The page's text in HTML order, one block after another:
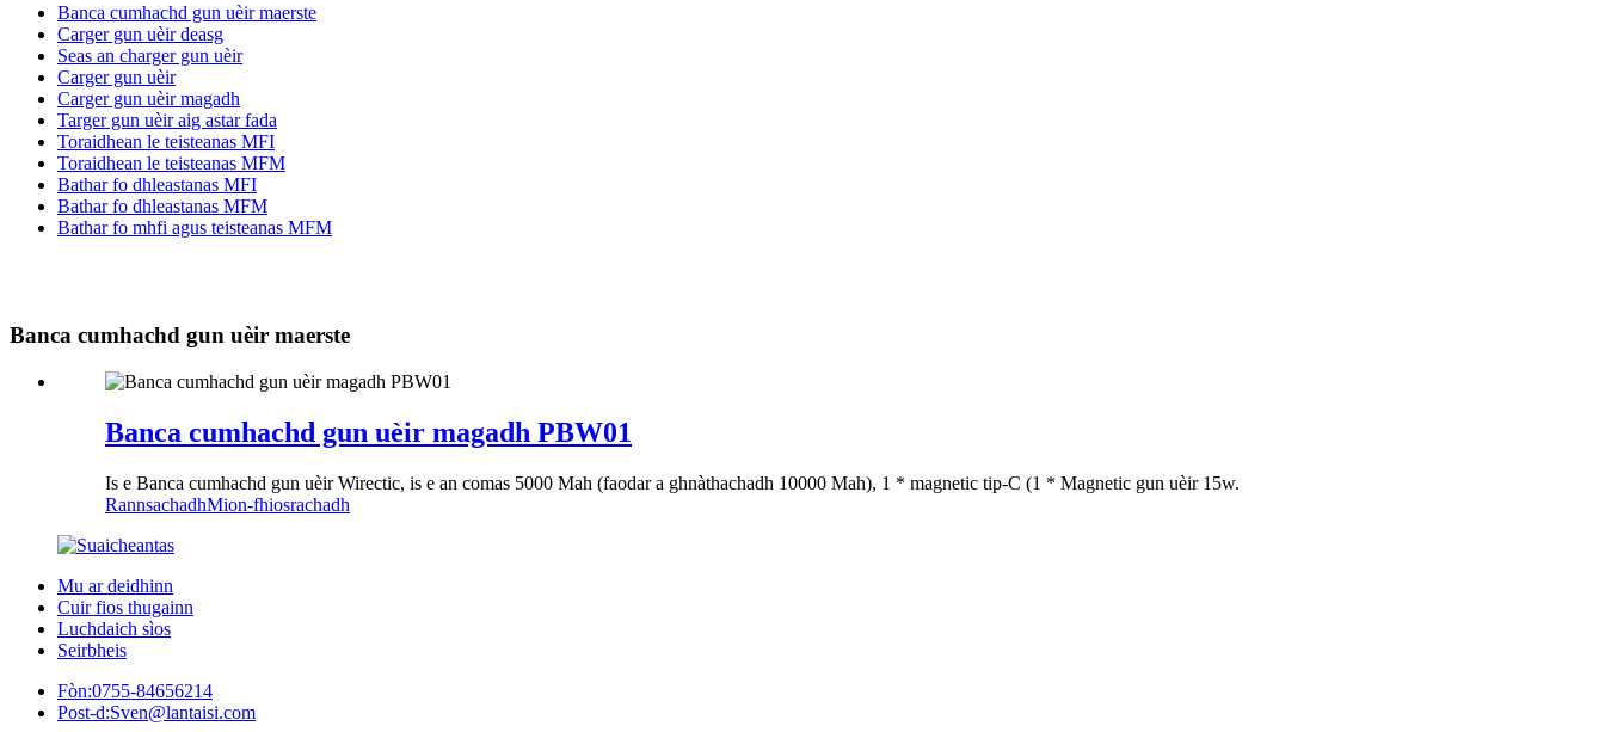
Banca cumhachd gun uèir maerste
Carger gun uèir deasg
Seas an charger gun uèir
Carger gun uèir
Carger gun uèir magadh
Targer gun uèir aig astar fada
Toraidhean le teisteanas MFI
Toraidhean le teisteanas MFM
Bathar fo dhleastanas MFI
Bathar fo dhleastanas MFM
Bathar fo mhfi agus teisteanas MFM
Banca cumhachd gun uèir maerste
Banca cumhachd gun uèir magadh PBW01
Is e Banca cumhachd gun uèir Wirectic, is e an comas 5000 Mah (faodar a ghnàthachadh 10000 Mah), 1 * magnetic tip-C (1 * Magnetic gun uèir 15w.
RannsachadhMion-fhiosrachadh
Mu ar deidhinn
Cuir fios thugainn
Luchdaich sìos
Seirbheis
Fòn:0755-84656214
Post-d:Sven@lantaisi.com